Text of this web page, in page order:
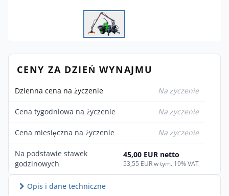
CENY ZA DZIEŃ WYNAJMU
Dzienna cena na życzenie Na życzenie
Cena tygodniowa na życzenie Na życzenie
Cena miesięczna na życzenie Na życzenie
Na podstawie stawek
godzinowych
45,00 EUR netto
53,55 EUR w tym. 19% VAT
Opis i dane techniczne